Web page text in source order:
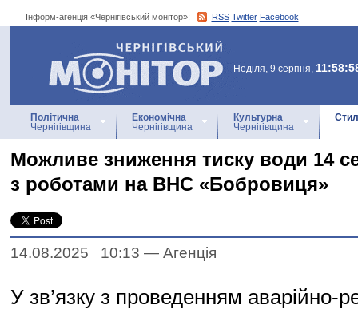
Інформ-агенція «Чернігівський монітор»: RSS Twitter Facebook
Інформ-агенція
«Чернігівський монітор»
Неділя, 9 серпня,
Політична
Чернігівщина
Економічна
Чернігівщина
Культурна
Чернігівщина
Можливе зниження тиску води 14
з роботами на ВНС «Бобровиця»
14.08.2025 10:13 — Агенцiя
У зв’язку з проведенням аварійно-